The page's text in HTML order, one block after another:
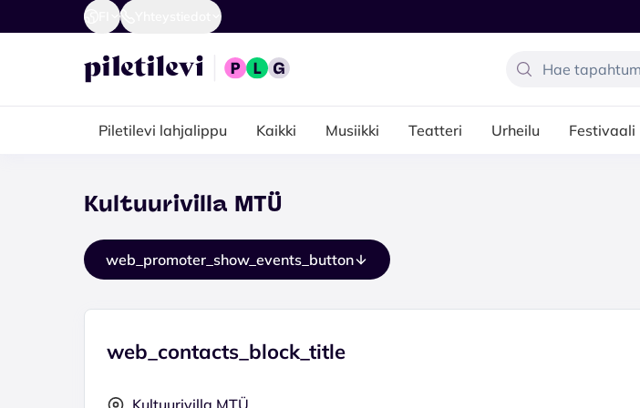
Piletilevi lahjalippu Kaikki Musiikki Teatteri Urheilu Festivaali
Kultuurivilla MTÜ
web_promoter_show_events_button
web_contacts_block_title
Kultuurivilla MTÜ